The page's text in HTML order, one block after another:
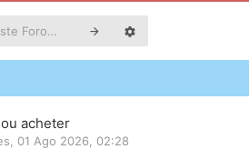
acheter
01 Ago 2026, 02:28